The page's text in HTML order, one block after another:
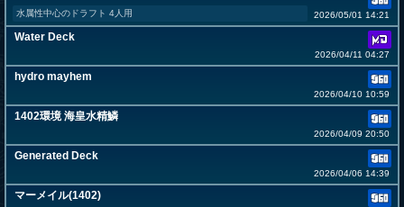
水属性中心のドラフト 4人用 2026/05/01 14:21
Water Deck
2026/04/11 04:27
hydro mayhem
2026/04/10 10:59
1402環境 海皇水精鱗
2026/04/09 20:50
Generated Deck
2026/04/06 14:39
マーメイル(1402)